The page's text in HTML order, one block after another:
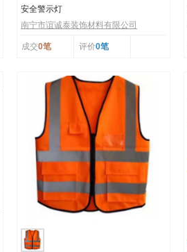
安全警示灯
南宁市谊诚泰装饰材料有限公司
成交0笔 评价0笔